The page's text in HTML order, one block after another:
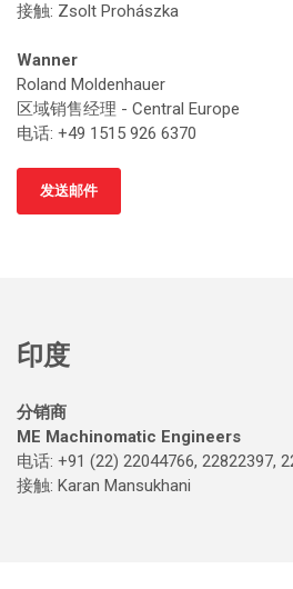
接触: Zsolt Prohászka
Wanner
Roland Moldenhauer
区域销售经理 - Central Europe
电话: +49 1515 926 6370
发送邮件
印度
分销商
ME Machinomatic Engineers
电话: +91 (22) 22044766, 22822397,
接触: Karan Mansukhani